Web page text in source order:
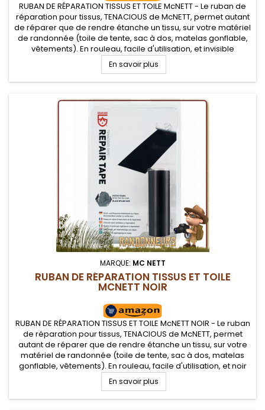
RUBAN DE RÉPARATION TISSUS ET TOILE McNETT - Le ruban de
réparation pour tissus, TENACIOUS de McNETT, permet autant
de réparer que de rendre étanche un tissu, sur votre matériel
de randonnée (toile de tente, sac à dos, matelas gonflable,
vêtements). En rouleau, facile d'utilisation, et invisible
En savoir plus
MARQUE: MC NETT
RUBAN DE RÉPARATION TISSUS ET TOILE
MCNETT NOIR
RUBAN DE RÉPARATION TISSUS ET TOILE McNETT NOIR - Le ruban
de réparation pour tissus, TENACIOUS de McNETT, permet
autant de réparer que de rendre étanche un tissu, sur votre
matériel de randonnée (toile de tente, sac à dos, matelas
gonflable, vêtements). En rouleau, facile d'utilisation, et noir
En savoir plus